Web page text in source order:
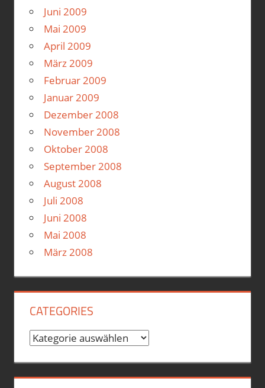
Juni 2009
Mai 2009
April 2009
März 2009
Februar 2009
Januar 2009
Dezember 2008
November 2008
Oktober 2008
September 2008
August 2008
Juli 2008
Juni 2008
Mai 2008
März 2008
CATEGORIES
Categories